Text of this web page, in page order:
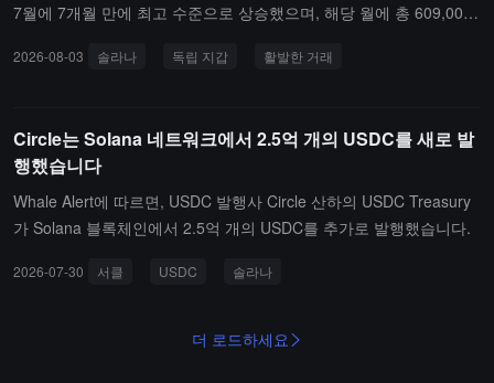
7월에 7개월 만에 최고 수준으로 상승했으며, 해당 월에 총 609,000
2026-08-03 솔라나 독립 지갑 활발한 거래
Circle는 Solana 네트워크에서 2.5억 개의 USDC를 새로 발
행했습니다
Whale Alert에 따르면, USDC 발행사 Circle 산하의 USDC Treasury
가 Solana 블록체인에서 2.5억 개의 USDC를 추가로 발행했습니다.
2026-07-30 서클 USDC 솔라나
더 로드하세요